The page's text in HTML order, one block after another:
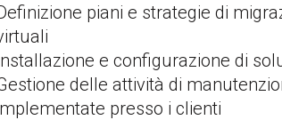
piani e strategie di
e configurazione di
delle attività di
presso i clienti